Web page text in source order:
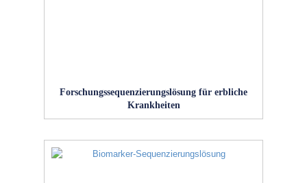
Forschungssequenzierungslösung für erbliche
Krankheiten